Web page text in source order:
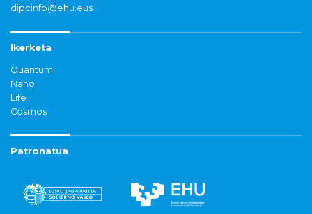
dipcinfo@ehu.eus
Ikerketa
Quantum
Nano
Life
Cosmos
Patronatua